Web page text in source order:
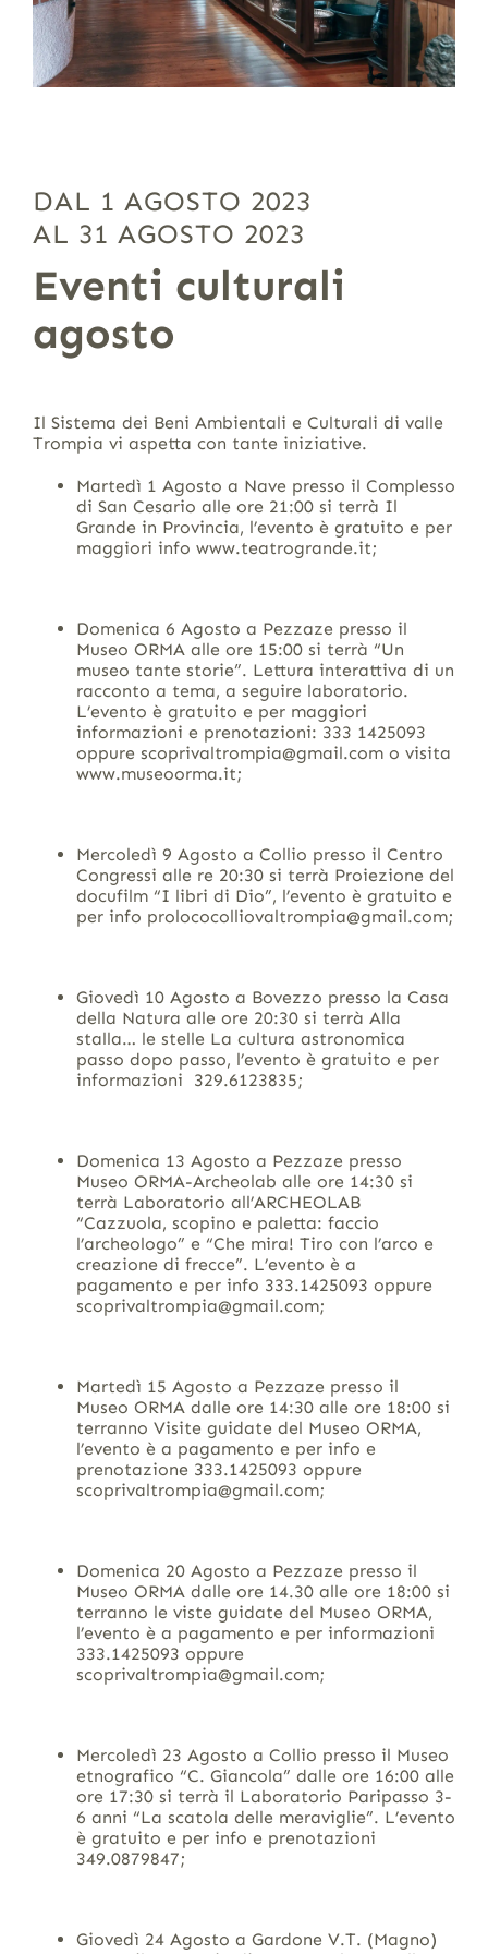
DAL 1 AGOSTO 2023
AL 31 AGOSTO 2023
Eventi culturali
agosto
Il Sistema dei Beni Ambientali e Culturali di valle
Trompia vi aspetta con tante iniziative.
Martedì 1 Agosto a Nave presso il Complesso
di San Cesario alle ore 21:00 si terrà Il
Grande in Provincia, l’evento è gratuito e per
maggiori info www.teatrogrande.it;
Domenica 6 Agosto a Pezzaze presso il
Museo ORMA alle ore 15:00 si terrà “Un
museo tante storie”. Lettura interattiva di un
racconto a tema, a seguire laboratorio.
L’evento è gratuito e per maggiori
informazioni e prenotazioni: 333 1425093
oppure scoprivaltrompia@gmail.com o visita
www.museoorma.it;
Mercoledì 9 Agosto a Collio presso il Centro
Congressi alle re 20:30 si terrà Proiezione del
docufilm “I libri di Dio”, l’evento è gratuito e
per info prolococolliovaltrompia@gmail.com;
Giovedì 10 Agosto a Bovezzo presso la Casa
della Natura alle ore 20:30 si terrà Alla
stalla… le stelle La cultura astronomica
passo dopo passo, l’evento è gratuito e per
informazioni 329.6123835;
Domenica 13 Agosto a Pezzaze presso
Museo ORMA-Archeolab alle ore 14:30 si
terrà Laboratorio all’ARCHEOLAB
“Cazzuola, scopino e paletta: faccio
l’archeologo” e “Che mira! Tiro con l’arco e
creazione di frecce”. L’evento è a
pagamento e per info 333.1425093 oppure
scoprivaltrompia@gmail.com;
Martedì 15 Agosto a Pezzaze presso il
Museo ORMA dalle ore 14:30 alle ore 18:00 si
terranno Visite guidate del Museo ORMA,
l’evento è a pagamento e per info e
prenotazione 333.1425093 oppure
scoprivaltrompia@gmail.com;
Domenica 20 Agosto a Pezzaze presso il
Museo ORMA dalle ore 14.30 alle ore 18:00 si
terranno le viste guidate del Museo ORMA,
l’evento è a pagamento e per informazioni
333.1425093 oppure
scoprivaltrompia@gmail.com;
Mercoledì 23 Agosto a Collio presso il Museo
etnografico “C. Giancola” dalle ore 16:00 alle
ore 17:30 si terrà il Laboratorio Paripasso 3-
6 anni “La scatola delle meraviglie”. L’evento
è gratuito e per info e prenotazioni
349.0879847;
Giovedì 24 Agosto a Gardone V.T. (Magno)